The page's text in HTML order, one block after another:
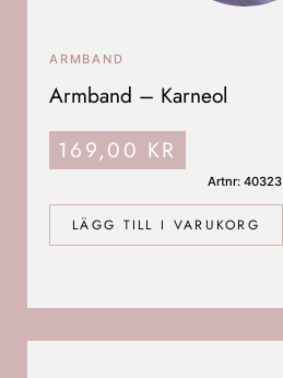
LÄGG TILL I VARUKORG
ARMBAND
Armband – Karneol
169,00 KR
Artnr: 40323